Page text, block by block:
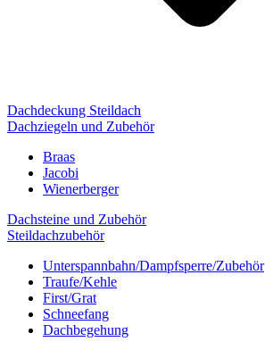
Dachdeckung Steildach
Dachziegeln und Zubehör
Braas
Jacobi
Wienerberger
Dachsteine und Zubehör
Steildachzubehör
Unterspannbahn/Dampfsperre/Zubehör
Traufe/Kehle
First/Grat
Schneefang
Dachbegehung